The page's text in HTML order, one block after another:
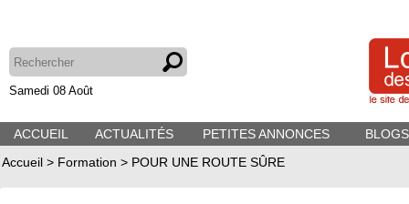
Samedi 08 Août
ACCUEIL ACTUALITÉS PETITES ANNONCES
Accueil > Formation > POUR UNE ROUTE SÛRE